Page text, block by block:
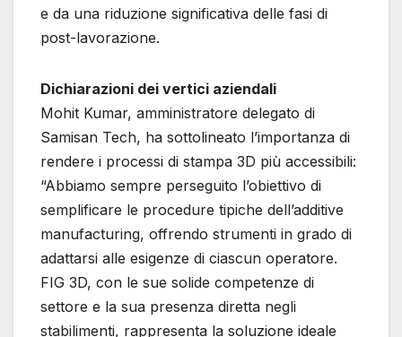
e da una riduzione significativa delle fasi di
post-lavorazione.
Dichiarazioni dei vertici aziendali
Mohit Kumar, amministratore delegato di
Samisan Tech, ha sottolineato l’importanza di
rendere i processi di stampa 3D più accessibili:
“Abbiamo sempre perseguito l’obiettivo di
semplificare le procedure tipiche dell’additive
manufacturing, offrendo strumenti in grado di
adattarsi alle esigenze di ciascun operatore.
FIG 3D, con le sue solide competenze di
settore e la sua presenza diretta negli
stabilimenti, rappresenta la soluzione ideale